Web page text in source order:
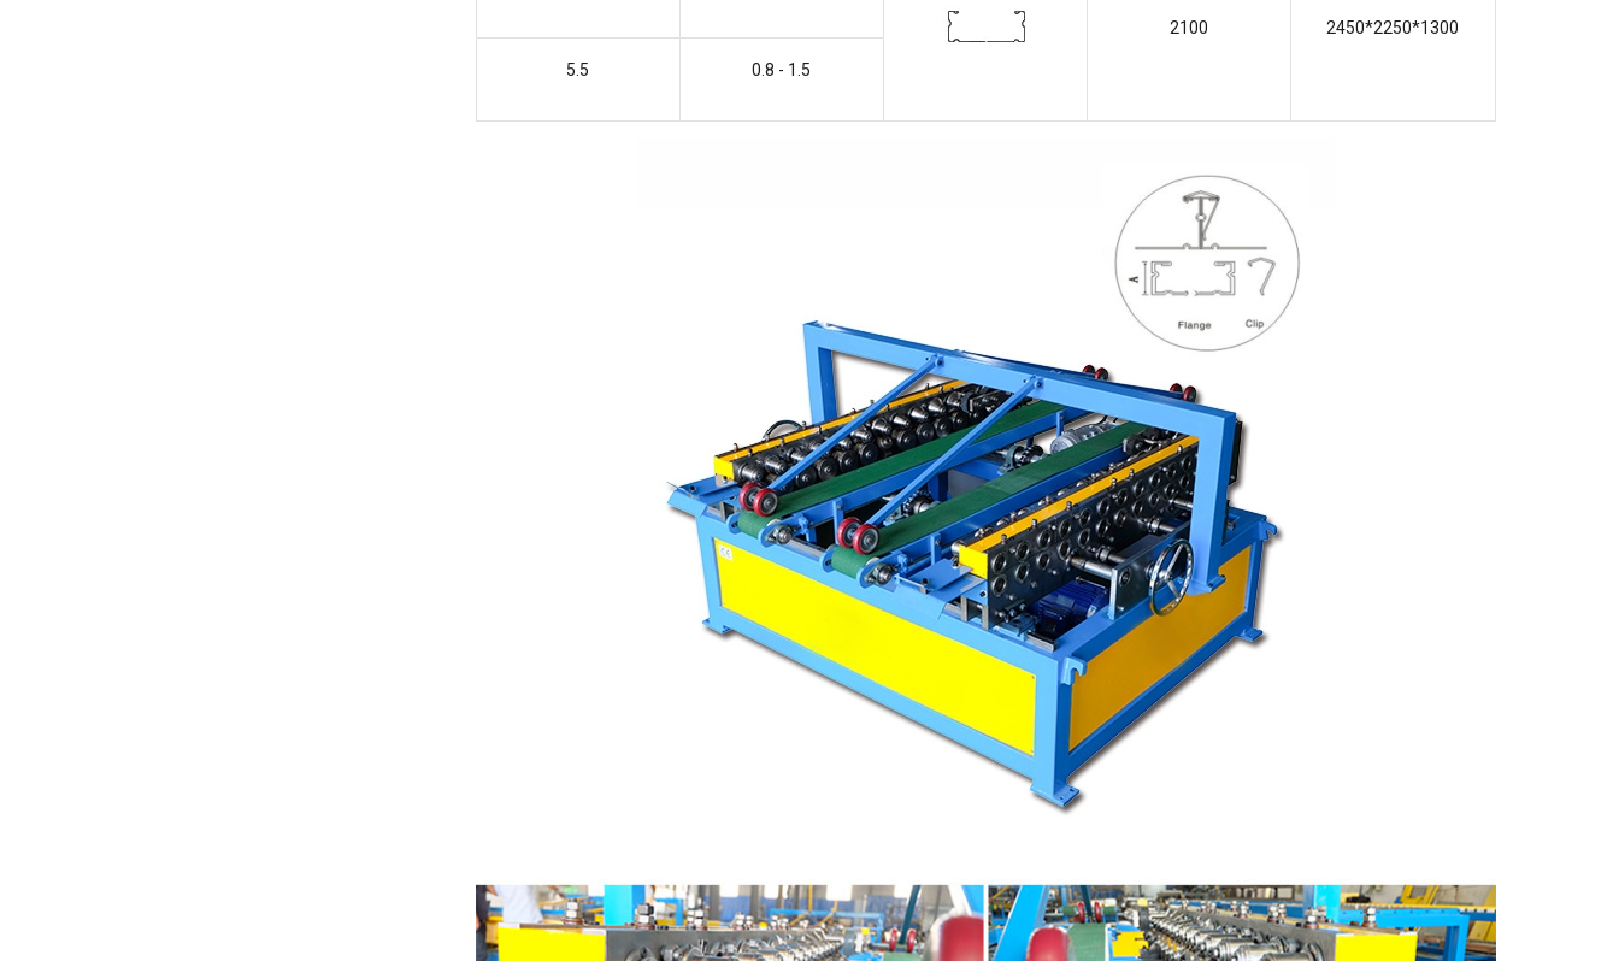
2100 2450*2250*1300
5.5 0.8 - 1.5